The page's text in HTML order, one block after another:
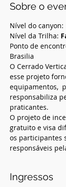
Sobre o
Nível do canyon:
Nível da Trilha:
Ponto de
Brasilia
O Cerrado
esse projeto
equipamentos,
responsabiliza
praticantes.
O projeto de
gratuito e visa
os participantes
responsáveis
Ingressos